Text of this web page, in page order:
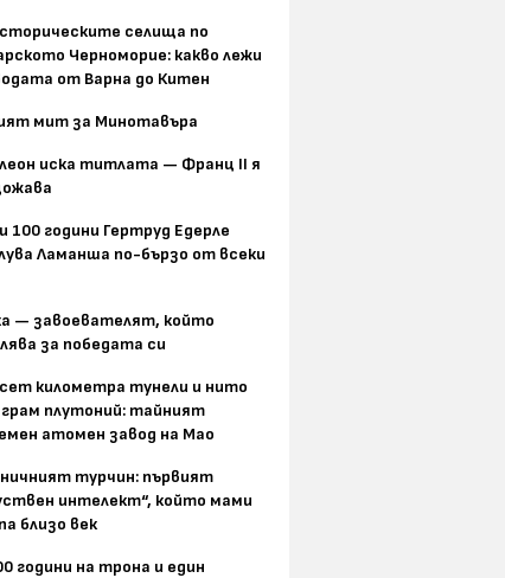
селища по
Черноморие: какво лежи
от Варна до Китен
мит за Минотавъра
иска титлата — Франц II я
100 години Гертруд Едерле
Ламанша по-бързо от всеки
— завоевателят, който
за победата си
километра тунели и нито
грам плутоний: тайният
атомен завод на Мао
турчин: първият
интелект“, който мами
близо век
години на трона и един